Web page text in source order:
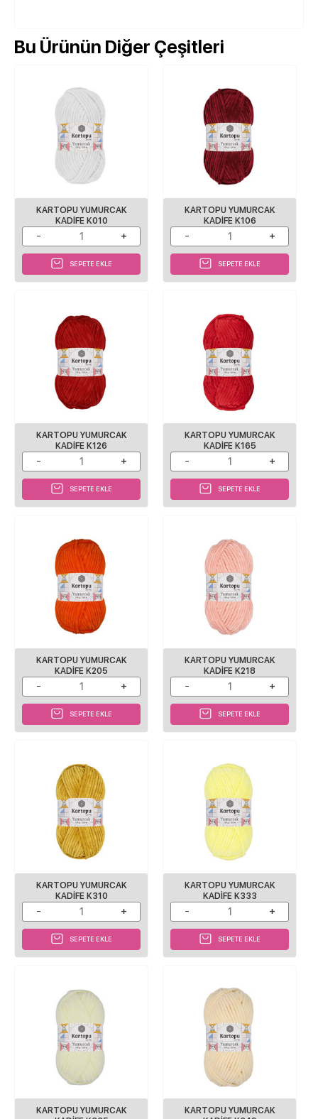
Bu Ürünün Diğer Çeşitleri
KARTOPU YUMURCAK
KADIFE K010
SEPETE EKLE
KARTOPU YUMURCAK
KADIFE K106
SEPETE EKLE
KARTOPU YUMURCAK
KADIFE K126
SEPETE EKLE
KARTOPU YUMURCAK
KADIFE K165
SEPETE EKLE
KARTOPU YUMURCAK
KADIFE K205
SEPETE EKLE
KARTOPU YUMURCAK
KADIFE K218
SEPETE EKLE
KARTOPU YUMURCAK
KADIFE K310
SEPETE EKLE
KARTOPU YUMURCAK
KADIFE K333
SEPETE EKLE
KARTOPU YUMURCAK
KARTOPU YUMURCAK